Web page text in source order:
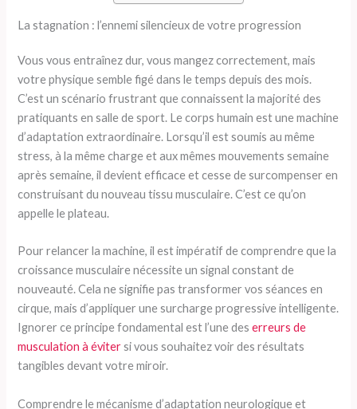
La stagnation : l’ennemi silencieux de votre progression
Vous vous entraînez dur, vous mangez correctement, mais
votre physique semble figé dans le temps depuis des mois.
C’est un scénario frustrant que connaissent la majorité des
pratiquants en salle de sport. Le corps humain est une machine
d’adaptation extraordinaire. Lorsqu’il est soumis au même
stress, à la même charge et aux mêmes mouvements semaine
après semaine, il devient efficace et cesse de surcompenser en
construisant du nouveau tissu musculaire. C’est ce qu’on
appelle le plateau.
Pour relancer la machine, il est impératif de comprendre que la
croissance musculaire nécessite un signal constant de
nouveauté. Cela ne signifie pas transformer vos séances en
cirque, mais d’appliquer une surcharge progressive intelligente.
Ignorer ce principe fondamental est l’une deserreurs de
musculation à évitersi vous souhaitez voir des résultats
tangibles devant votre miroir.
Comprendre le mécanisme d’adaptation neurologique et